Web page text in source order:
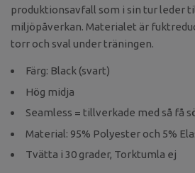
produktionsavfall som i sin tur leder
miljöpåverkan. Materialet är
torr och sval under träningen.
Färg: Black (svart)
Hög midja
Seamless = tillverkade med så få
Material: 95% Polyester och 5%
Tvätta i 30 grader, Torktumla ej